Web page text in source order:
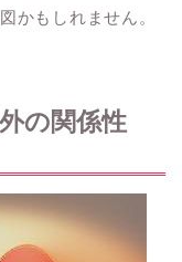
かもしれません。
の関係性